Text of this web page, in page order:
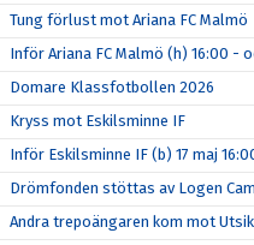
Tung förlust mot Ariana FC Malmö
Inför Ariana FC Malmö (h) 16:00 -
Domare Klassfotbollen 2026
Kryss mot Eskilsminne IF
Inför Eskilsminne IF (b) 17 maj
Drömfonden stöttas av Logen
Andra trepoängaren kom mot